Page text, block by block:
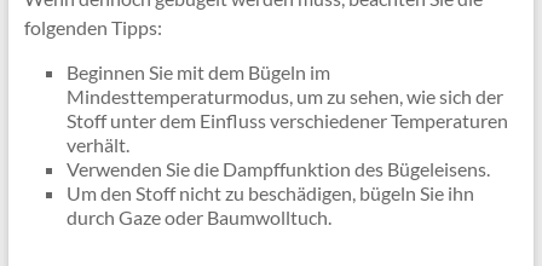
folgenden Tipps:
Beginnen Sie mit dem Bügeln im
Mindesttemperaturmodus, um zu sehen, wie sich der
Stoff unter dem Einfluss verschiedener Temperaturen
verhält.
Verwenden Sie die Dampffunktion des Bügeleisens.
Um den Stoff nicht zu beschädigen, bügeln Sie ihn
durch Gaze oder Baumwolltuch.